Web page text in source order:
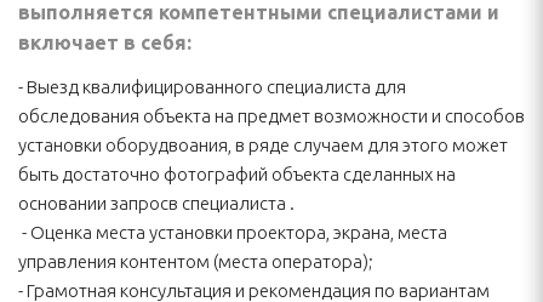
выполняется компетентными специалистами и
включает в себя:
- Выезд квалифицированного специалиста для
обследования объекта на предмет возможности и способов
установки оборудвоания, в ряде случаем для этого может
быть достаточно фотографий объекта сделанных на
основании запросв специалиста .
- Оценка места установки проектора, экрана, места
управления контентом (места оператора);
- Грамотная консультация и рекомендация по вариантам